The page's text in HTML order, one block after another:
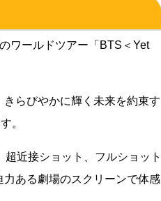
ワールドツアー「BTS＜Yet
らびやかに輝く未来を約束す
。
近接ショット、フルショット
ある劇場のスクリーンで体感